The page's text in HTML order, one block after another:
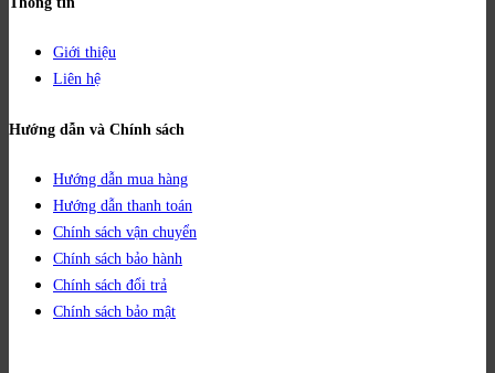
Giới thiệu
Liên hệ
Hướng dẫn và Chính sách
Hướng dẫn mua hàng
Hướng dẫn thanh toán
Chính sách vận chuyển
Chính sách bảo hành
Chính sách đổi trả
Chính sách bảo mật